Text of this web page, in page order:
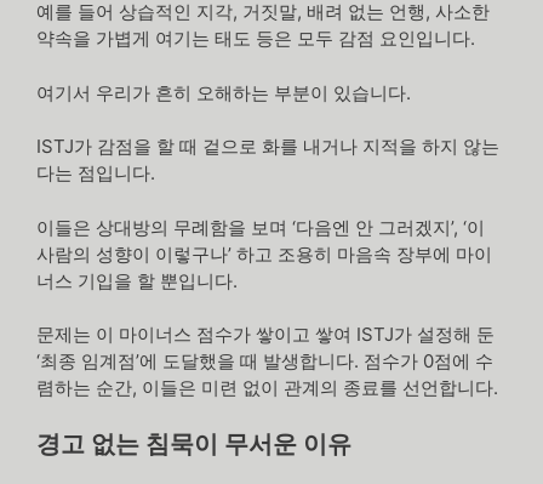
예를 들어 상습적인 지각, 거짓말, 배려 없는 언행, 사소한
약속을 가볍게 여기는 태도 등은 모두 감점 요인입니다.
여기서 우리가 흔히 오해하는 부분이 있습니다.
ISTJ가 감점을 할 때 겉으로 화를 내거나 지적을 하지 않는
다는 점입니다.
이들은 상대방의 무례함을 보며 ‘다음엔 안 그러겠지’, ‘이
사람의 성향이 이렇구나’ 하고 조용히 마음속 장부에 마이
너스 기입을 할 뿐입니다.
문제는 이 마이너스 점수가 쌓이고 쌓여 ISTJ가 설정해 둔
‘최종 임계점’에 도달했을 때 발생합니다. 점수가 0점에 수
렴하는 순간, 이들은 미련 없이 관계의 종료를 선언합니다.
경고 없는 침묵이 무서운 이유